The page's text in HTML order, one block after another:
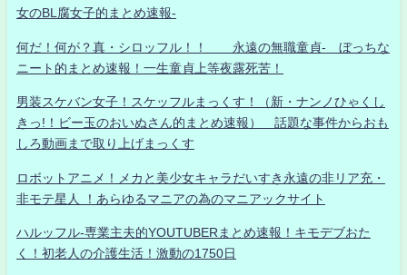
女のBL腐女子的まとめ速報-
何だ！何が？真・シロッフル！！ 永遠の無職童貞- ぼっちな
ニート的まとめ速報！一生童貞上等夜露死苦！
男装スケバン女子！スケッフルまっくす！（新・ナンノひゃくし
きっ!！ビー玉のおいぬさん的まとめ速報） 話題な事件からおも
しろ動画まで取り上げまっくす
ロボットアニメ！メカと美少女キャラだいすき永遠の非リア充・
非モテ星人 ！あらゆるマニアの為のマニアックサイト
ハルッフル-専業主夫的YOUTUBERまとめ速報！キモデブおた
く！初老人の介護生活！激動の1750日